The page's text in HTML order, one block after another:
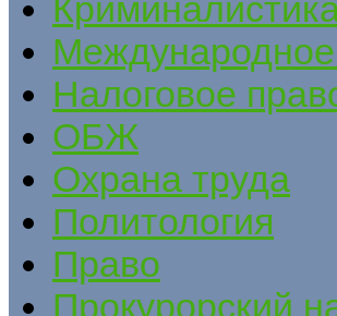
Налоговое
ОБЖ
Охрана труда
Политология
Право
Прокурорский